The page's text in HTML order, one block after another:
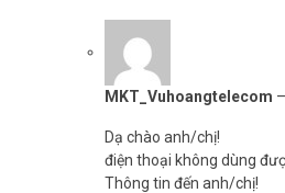
MKT_Vuhoangtelecom –
Dạ chào anh/chị!
điện thoại không dùng
Thông tin đến anh/chị!